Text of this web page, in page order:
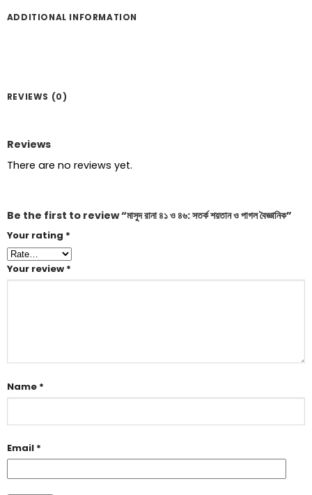
ADDITIONAL INFORMATION
REVIEWS (0)
Reviews
There are no reviews yet.
Be the first to review “মাসুদ রানা ৪১ ও ৪৬: সতর্ক শয়তান ও পাগল বৈজ্ঞানিক”
Your rating *
Your review *
Name *
Email *